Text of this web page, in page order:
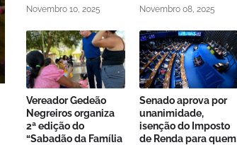
Novembro 10, 2025 Novembro 08, 2025
Vereador Gedeão
Negreiros organiza
2ª edição do
“Sabadão da Família
Senado aprova por
unanimidade,
isenção do Imposto
de Renda para quem